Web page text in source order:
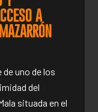
A
de uno de los
del
situada en el